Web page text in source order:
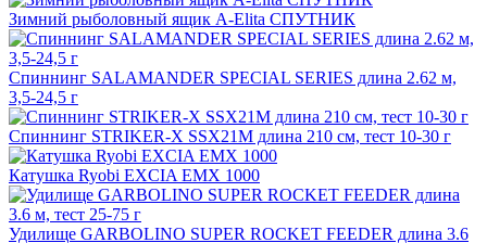
Зимний рыболовный ящик A-Elita СПУТНИК
Спиннинг SALAMANDER SPECIAL SERIES длина 2.62 м,
3,5-24,5 г
Спиннинг STRIKER-X SSX21M длина 210 см, тест 10-30 г
Катушка Ryobi EXCIA EMX 1000
Удилище GARBOLINO SUPER ROCKET FEEDER длина 3.6